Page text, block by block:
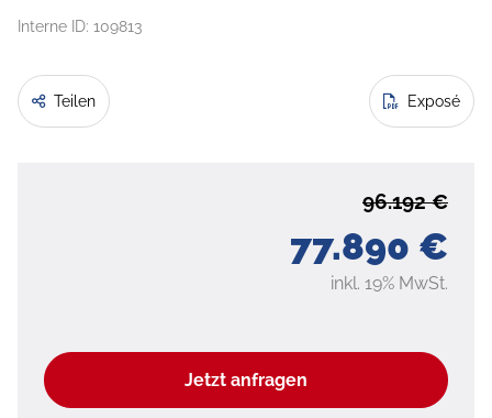
Interne ID: 109813
Teilen Exposé
77.890 €
96.192 €
inkl. 19% MwSt.
Jetzt anfragen